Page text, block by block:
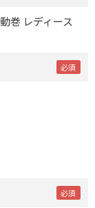
巻 レディース